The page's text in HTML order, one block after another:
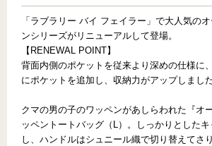
「ラブラリー バイ フェイラー」で大人気の
ンシリーズがリニューアルして登場。
【RENEWAL POINT】
背面内側のポケットを従来より深めの仕様に
にポケットを追加し、収納力がアップしました
クマの男の子のワッペンがあしらわれた『オ
ッペントートバッグ（L）。しっかりとした
し、ハンドルはシュニール織で切り替えてさ